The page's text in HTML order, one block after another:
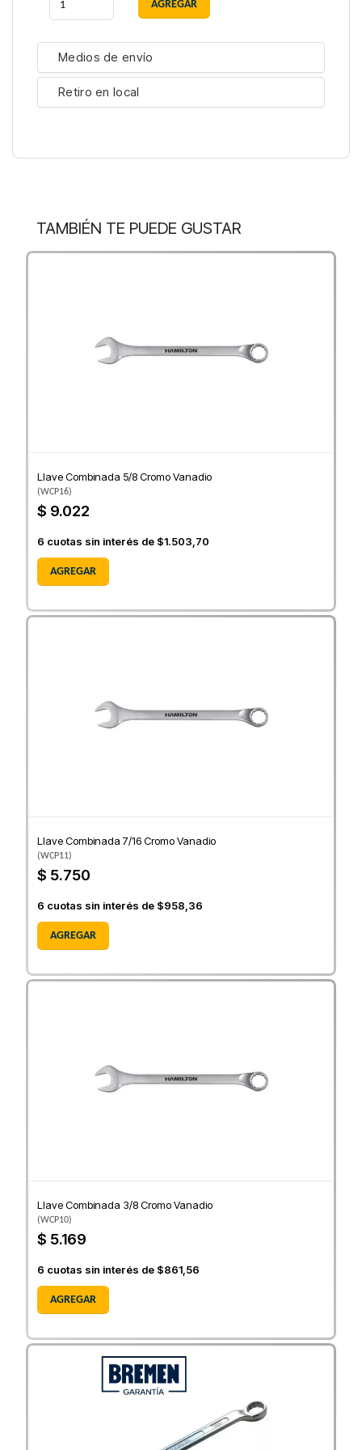
Medios de envío
Retiro en local
TAMBIÉN TE PUEDE GUSTAR
Llave Combinada 5/8 Cromo Vanadio
(WCP16)
$ 9.022
6 cuotas sin interés de $1.503,70
AGREGAR
Llave Combinada 7/16 Cromo Vanadio
(WCP11)
$ 5.750
6 cuotas sin interés de $958,36
AGREGAR
Llave Combinada 3/8 Cromo Vanadio
(WCP10)
$ 5.169
6 cuotas sin interés de $861,56
AGREGAR